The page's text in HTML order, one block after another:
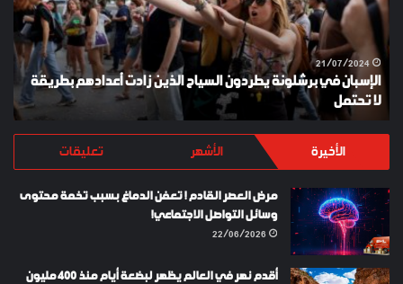
السياح
الذين
زادت
أعدادهم
بطريقة
تحتمل
21/07/2024
الإسبان في برشلونة يطردون السياح الذين زادت أعدادهم بطريقة
لا تحتمل
الأخيرة الأشهر تعليقات
مرض العصر القادم ! تعفن الدماغ بسبب تخمة محتوى
وسائل التواصل الاجتماعي!
22/06/2026
أقدم نهر في العالم يظهر لبضعة أيام منذ 400 مليون